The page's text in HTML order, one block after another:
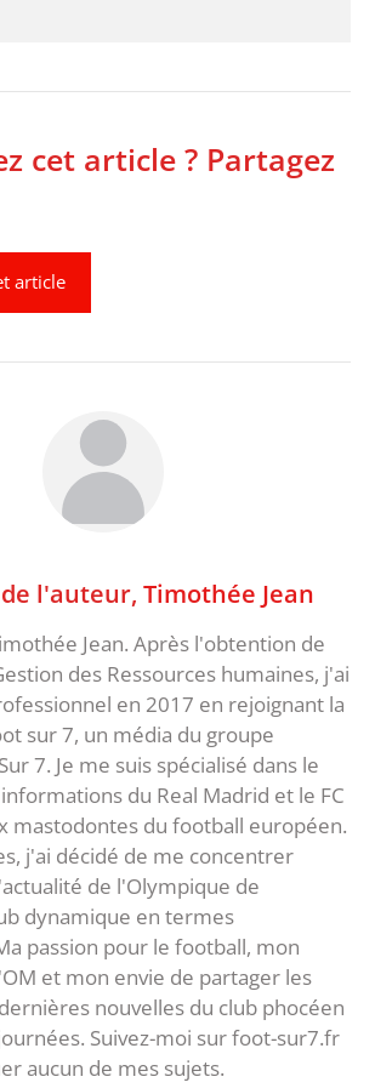
cet article ? Partagez
article
l'auteur, Timothée Jean
Jean. Après l'obtention de
des Ressources humaines, j'ai
en 2017 en rejoignant la
sur 7, un média du groupe
7. Je me suis spécialisé dans le
du Real Madrid et le FC
mastodontes du football européen.
j'ai décidé de me concentrer
de l'Olympique de
dynamique en termes
passion pour le football, mon
et mon envie de partager les
nouvelles du club phocéen
Suivez-moi sur foot-sur7.fr
aucun de mes sujets.